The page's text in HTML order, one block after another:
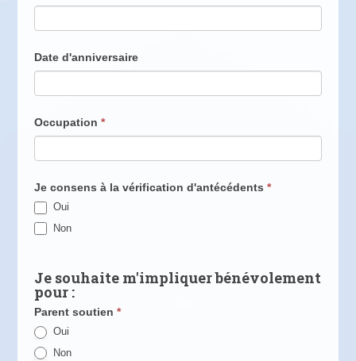
Date d'anniversaire
Occupation *
Je consens à la vérification d'antécédents *
Oui
Non
Je souhaite m'impliquer bénévolement
pour :
Parent soutien *
Oui
Non